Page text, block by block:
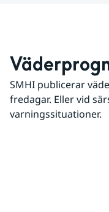
SMHI publicerar
fredagar. Eller vid
varningssituationer.